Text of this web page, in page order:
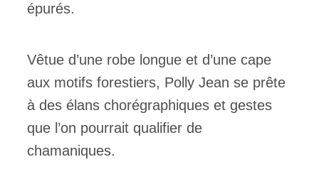
épurés.
Vêtue d’une robe longue et d’une cape
aux motifs forestiers, Polly Jean se prête
à des élans chorégraphiques et gestes
que l’on pourrait qualifier de
chamaniques.